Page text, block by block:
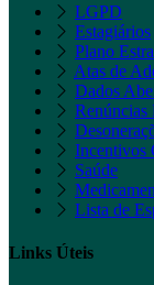
LGPD
Estagiários
Plano
Atas de
Dados
Renúncias
Incentivos
Saúde
Lista de
Links Úteis